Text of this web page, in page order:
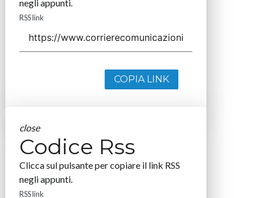
negli appunti.
RSS link
COPIA LINK
close
Codice Rss
Clicca sul pulsante per copiare il link RSS
negli appunti.
RSS link